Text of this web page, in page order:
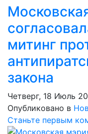
митинг
закона
Четверг, 18 Июль
Опубликовано в
Станьте первым